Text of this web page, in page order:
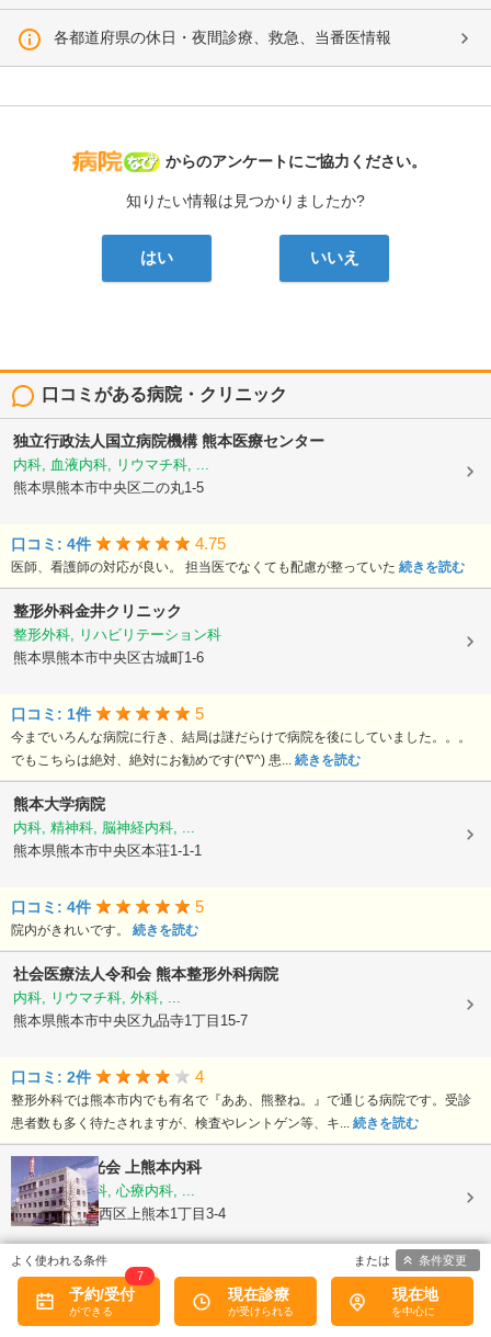
各都道府県の休日・夜間診療、救急、当番医情報
病院なび
からのアンケートにご協力ください。
知りたい情報は見つかりましたか?
はい いいえ
口コミがある病院・クリニック
独立行政法人国立病院機構熊本医療センター
内科, 血液内科, リウマチ科, ...
熊本県熊本市中央区二の丸1-5
口コミ: 4件 4.75
医師、看護師の対応が良い。 担当医でなくても配慮が整っていた 続きを読む
整形外科金井クリニック
整形外科, リハビリテーション科
熊本県熊本市中央区古城町1-6
口コミ: 1件 5
今までいろんな病院に行き、結局は謎だらけで病院を後にしていました。。。
でもこちらは絶対、絶対にお勧めです(^∇^) 患... 続きを読む
熊本大学病院
内科, 精神科, 脳神経内科, ...
熊本県熊本市中央区本荘1-1-1
口コミ: 4件 5
院内がきれいです。 続きを読む
社会医療法人令和会 熊本整形外科病院
内科, リウマチ科, 外科, ...
熊本県熊本市中央区九品寺1丁目15-7
口コミ: 2件 4
整形外科では熊本市内でも有名で『ああ、熊整ね。』で通じる病院です。受診
患者数も多く待たされますが、検査やレントゲン等、キ... 続きを読む
医療法人陽光会 上熊本内科
内科, 神経内科, 心療内科, ...
熊本県熊本市西区上熊本1丁目3-4
口コミ: 2件
めまいで行ったら、すぐ点滴をしてくれて治った。もともと頭痛持ちなので、
ついでにそちらの相談もしたら、本を見せて丁寧に説明...
続きを読む
予約/受付
7
現在診療 現在地
条件変更